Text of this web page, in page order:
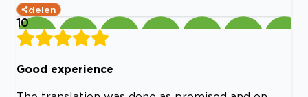
delen
10
Good experience